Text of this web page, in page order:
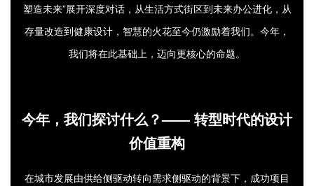
塑造未来”展开深度对话，从生活方式街区到未来办公进化，从
存量改造到健康设计，智慧的火花至今仍激励着我们。今年，
我们将在此基础上，迈向更核心的命题。
今年，我们探讨什么？—— 转型时代的设计
价值重构
在城市发展由供给侧驱动转向需求侧驱动的背景下，成功项目